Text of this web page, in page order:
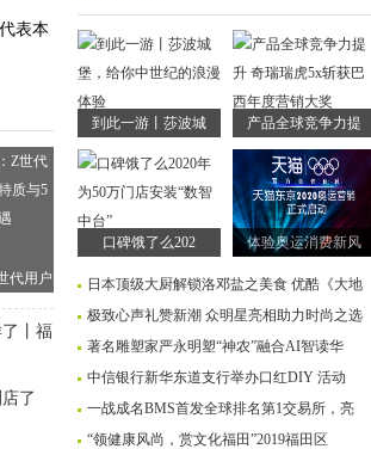
表本
代用户
5个品
丨福
了
到此一游丨莎波城 产品全球竞争力提
口碑饿了么202 体验奥运消费新风
日本顶级大厨解锁洛邓盐之美食 优酷《大地
极致心声礼赞新潮 众明星亮相助力时尚之选
著名雕塑家严永明塑“神农”融合AI智读华
中信银行新华东道支行举办口红DIY 活动
一战成名BMS首发全球排名第1交易所，亮
“领健康风尚，赏文化福田”2019福田区